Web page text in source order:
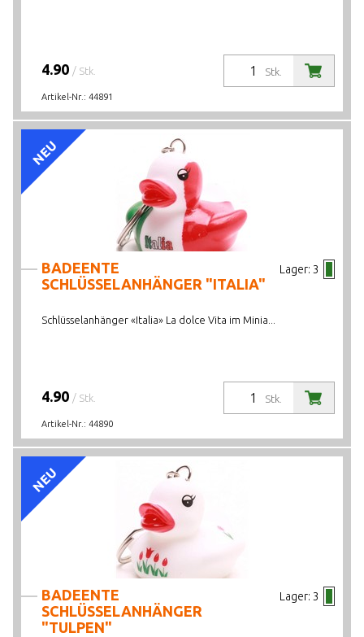
Stk.
4.90 / Stk.
Artikel-Nr.: 44891
NEU
Lager: 3
BADEENTE
SCHLÜSSELANHÄNGER "ITALIA"
Schlüsselanhänger «Italia» La dolce Vita im Minia...
Stk.
4.90 / Stk.
Artikel-Nr.: 44890
NEU
Lager: 3
BADEENTE
SCHLÜSSELANHÄNGER
"TULPEN"